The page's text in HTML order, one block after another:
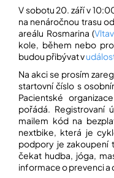
KONCENTRACI
BAZAR
REPASOVANÉ
POMŮCKY
Přihlášení
V sobotu 20. září v
na nenáročnou trasu
areálu Rosmarina (
kole, během nebo
budou přibývat v
Na akci se prosím
startovní číslo s
Pacientské
pořádá. Registrovaní
mailem kód na
nextbike, která je
podpory je zakoupení
čekat hudba, jóga,
informace o prevenci a
č
e
m
e